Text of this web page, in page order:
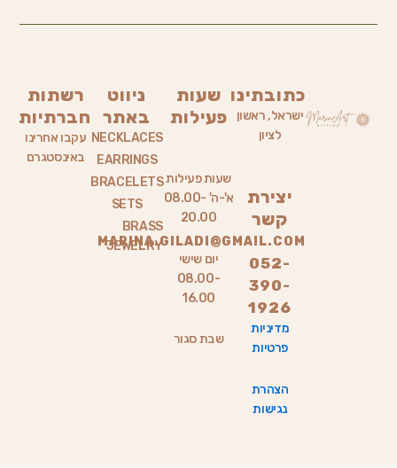
כתובתינו
ישראל, ראשון
לציון
יצירת
קשר
MARINA.GILADI@GMAIL.COM
052-
390-
1926
מדיניות
פרטיות
הצהרת
נגישות
שעות
פעילות
שעות פעילות
א'-ה' 08.00-
20.00
יום שישי
08.00-
16.00
שבת סגור
ניווט
באתר
NECKLACES
EARRINGS
BRACELETS
SETS
BRASS
JEWELRY
רשתות
חברתיות
עקבו אחרינו
באינסטגרם